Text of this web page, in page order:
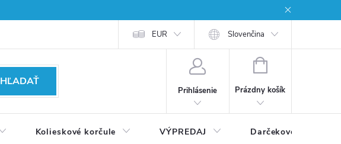
EUR Slovenčina
HĽADAŤ
Prihlásenie
NÁKUPNÝ
Prázdny košík
Kolieskové korčule VÝPREDAJ Darčekové poukážky